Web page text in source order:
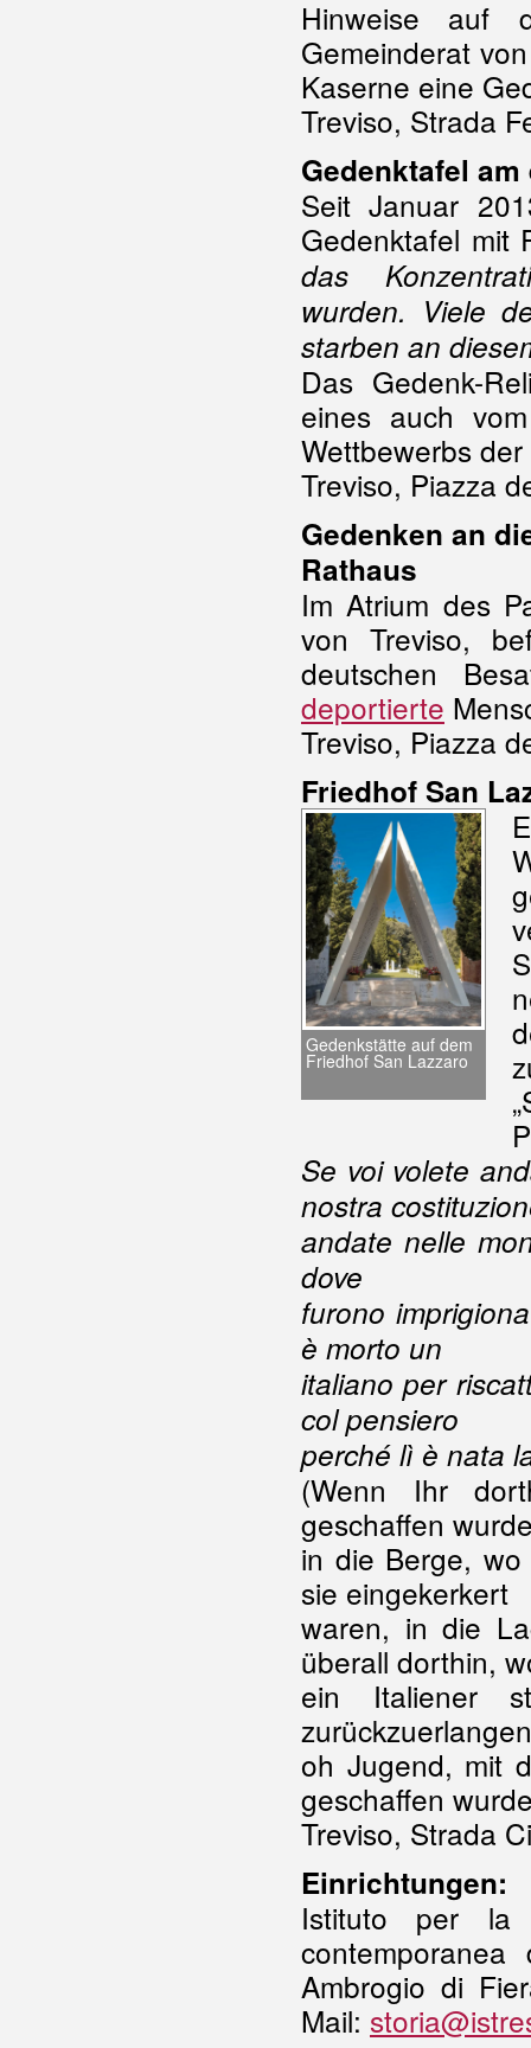
Hinweise auf
Gemeinderat
Kaserne eine
Treviso, Strada
Gedenktafel
Seit Januar
Gedenktafel mit
das
wurden. Viele
starben an
Das Gedenk-
eines auch
Wettbewerbs
Treviso, Piazza
Gedenken an
Rathaus
Im Atrium des
von Treviso,
deutschen
deportierte
Treviso, Piazza
Friedhof San
Gedenkstätte auf dem
Friedhof San Lazzaro
Se voi volete
nostra
andate nelle
dove
furono
è morto un
italiano per
col pensiero
perché lì è nata
(Wenn Ihr
geschaffen
in die Berge,
sie eingekerkert
waren, in die
überall dorthin,
ein Italiener
oh Jugend, mit
geschaffen
Treviso, Strada
Einrichtungen:
Istituto per la
Ambrogio di
Mail: